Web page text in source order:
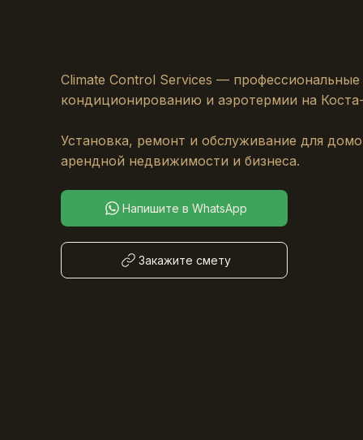
Climate Control Services — профессиональные
кондиционированию и аэротермии на
Установка, ремонт и обслуживание для
арендной недвижимости и бизнеса.
Напишите в WhatsApp
Закажите смету